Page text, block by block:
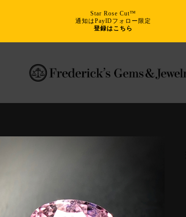
Star Rose Cut™
通知はPayIDフォロー限定
登録はこちら